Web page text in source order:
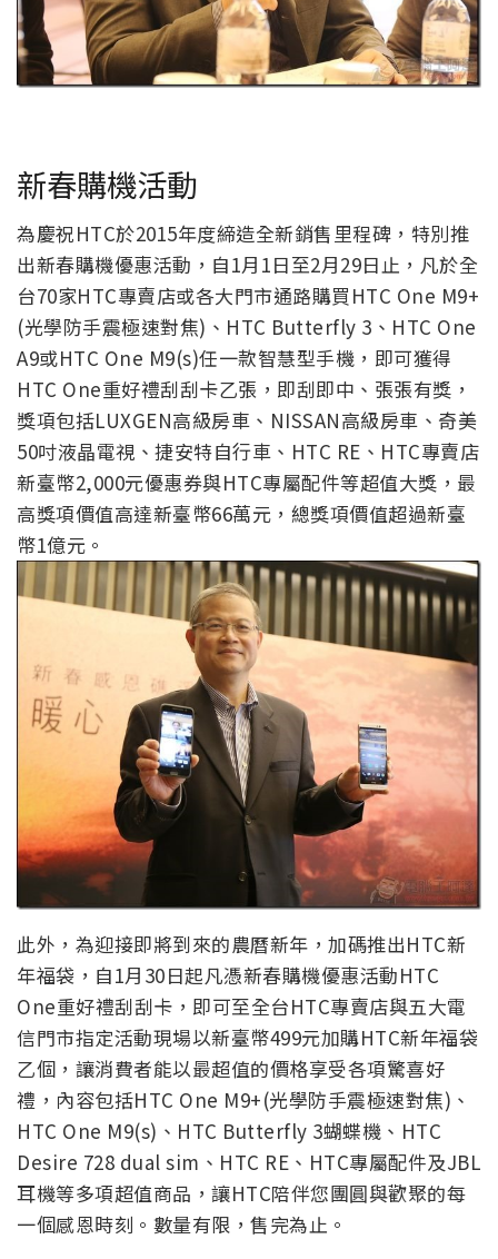
新春購機活動
為慶祝HTC於2015年度締造全新銷售里程碑，特別推
出新春購機優惠活動，自1月1日至2月29日止，凡於全
台70家HTC專賣店或各大門市通路購買HTC One M9+
(光學防手震極速對焦)、HTC Butterfly 3、HTC One
A9或HTC One M9(s)任一款智慧型手機，即可獲得
HTC One重好禮刮刮卡乙張，即刮即中、張張有獎，
獎項包括LUXGEN高級房車、NISSAN高級房車、奇美
50吋液晶電視、捷安特自行車、HTC RE、HTC專賣店
新臺幣2,000元優惠券與HTC專屬配件等超值大獎，最
高獎項價值高達新臺幣66萬元，總獎項價值超過新臺
幣1億元。
此外，為迎接即將到來的農曆新年，加碼推出HTC新
年福袋，自1月30日起凡憑新春購機優惠活動HTC
One重好禮刮刮卡，即可至全台HTC專賣店與五大電
信門市指定活動現場以新臺幣499元加購HTC新年福袋
乙個，讓消費者能以最超值的價格享受各項驚喜好
禮，內容包括HTC One M9+(光學防手震極速對焦)、
HTC One M9(s)、HTC Butterfly 3蝴蝶機、HTC
Desire 728 dual sim、HTC RE、HTC專屬配件及JBL
耳機等多項超值商品，讓HTC陪伴您團圓與歡聚的每
一個感恩時刻。數量有限，售完為止。